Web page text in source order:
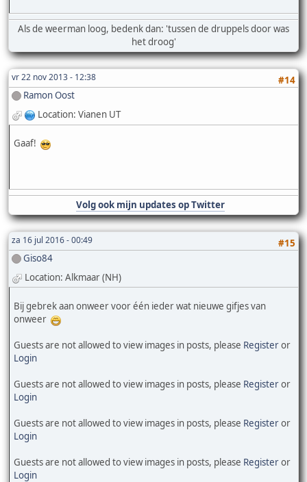
Als de weerman loog, bedenk dan: 'tussen de druppels door was
het droog'
vr 22 nov 2013 - 12:38
#14
Ramon Oost
Location: Vianen UT
Gaaf!
Volg ook mijn updates op Twitter
za 16 jul 2016 - 00:49
#15
Giso84
Location: Alkmaar (NH)
Bij gebrek aan onweer voor één ieder wat nieuwe gifjes van
onweer
Guests are not allowed to view images in posts, please Registeror
Login
Guests are not allowed to view images in posts, please Registeror
Login
Guests are not allowed to view images in posts, please Registeror
Login
Guests are not allowed to view images in posts, please Registeror
Login